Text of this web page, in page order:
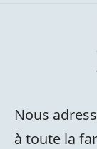
Nous
à toute la